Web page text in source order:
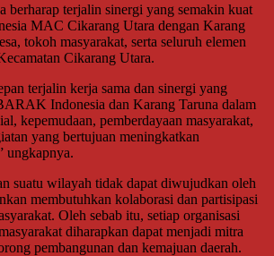
berharap terjalin sinergi yang semakin kuat
MAC Cikarang Utara dengan Karang
tokoh masyarakat, serta seluruh elemen
Cikarang Utara.
terjalin kerja sama dan sinergi yang
Indonesia dan Karang Taruna dalam
kepemudaan, pemberdayaan masyarakat,
yang bertujuan meningkatkan
ungkapnya.
suatu wilayah tidak dapat diwujudkan oleh
membutuhkan kolaborasi dan partisipasi
Oleh sebab itu, setiap organisasi
diharapkan dapat menjadi mitra
pembangunan dan kemajuan daerah.